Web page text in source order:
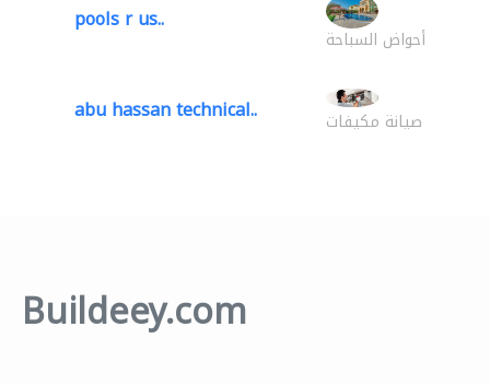
pools r us..
أحواض السباحة
abu hassan technical.. صيانة مكيفات
Buildeey.com